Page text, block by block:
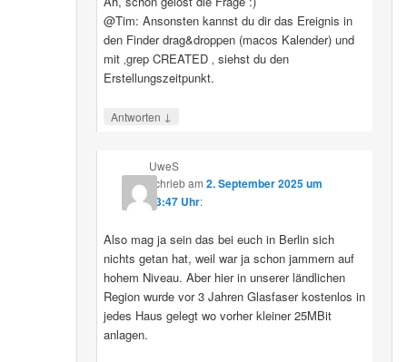
@Tim: Ansonsten kannst du dir das Ereignis in
den Finder drag&droppen (macos Kalender) und
mit ‚grep CREATED ‚ siehst du den
Erstellungszeitpunkt.
Antworten ↓
UweS
schriebam 2. September 2025 um
13:47 Uhr:
Also mag ja sein das bei euch in Berlin sich
nichts getan hat, weil war ja schon jammern auf
hohem Niveau. Aber hier in unserer ländlichen
Region wurde vor 3 Jahren Glasfaser kostenlos in
jedes Haus gelegt wo vorher kleiner 25MBit
anlagen.